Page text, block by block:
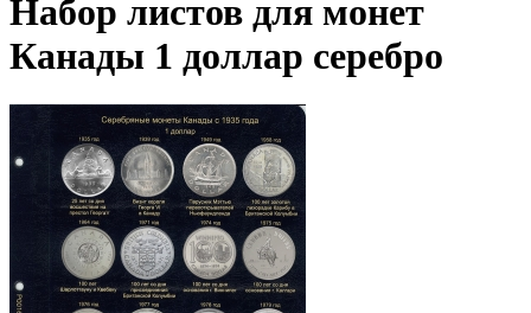
Набор листов для монет
Канады 1 доллар серебро